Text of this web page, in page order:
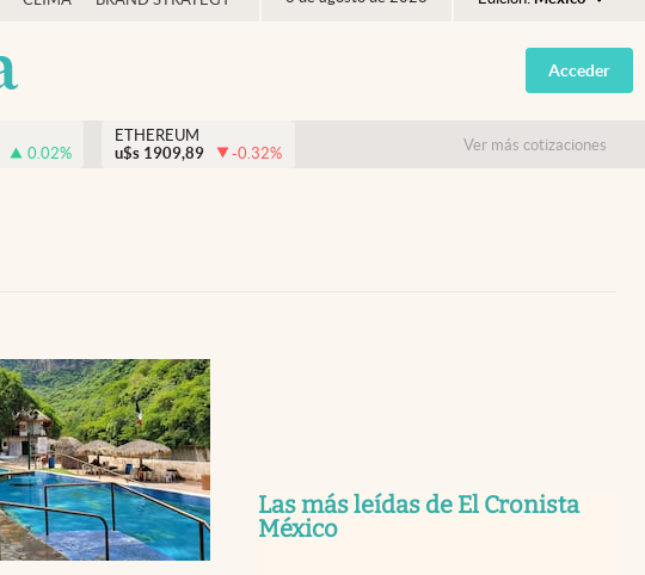
Argentina
España
USA
Acceder
0.02%
ETHEREUM
u$s 1909,89 -0.32% Ver más cotizaciones
Las más leídas de El Cronista
México